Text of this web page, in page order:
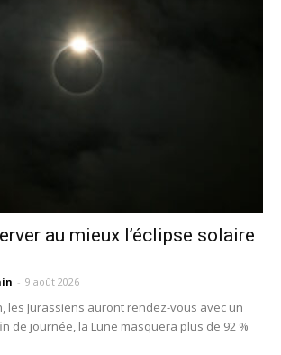
au mieux l’éclipse solaire
- 9 août 2026
les Jurassiens auront rendez-vous avec un
de journée, la Lune masquera plus de 92 %